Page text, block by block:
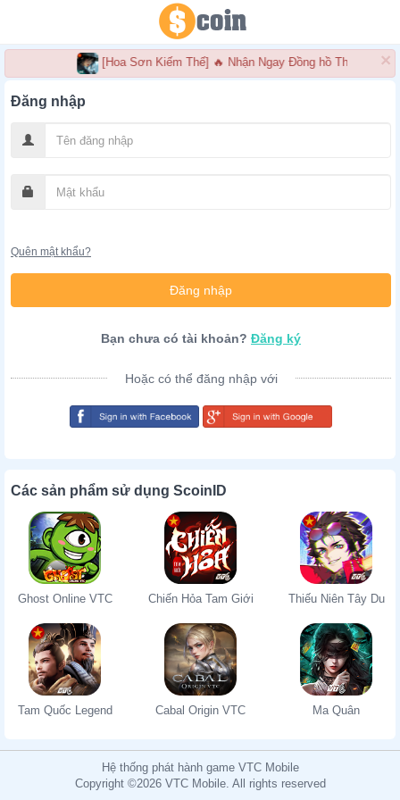
[Hoa Sơn Kiếm Thế] 🔥 Nhận Ngay Đồng hồ Thụy Sĩ cao
×
Đăng nhập
Quên mật khẩu?
Bạn chưa có tài khoản? Đăng ký
Hoặc có thể đăng nhập với
Các sản phẩm sử dụng ScoinID
Ghost Online VTC Chiến Hỏa Tam Giới Thiếu Niên Tây Du
Tam Quốc Legend Cabal Origin VTC Ma Quân
Hệ thống phát hành game VTC Mobile
Copyright ©2026 VTC Mobile. All rights reserved